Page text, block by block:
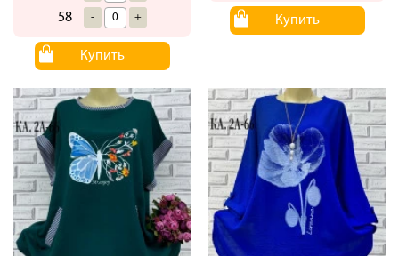
58 - +
Купить
Купить